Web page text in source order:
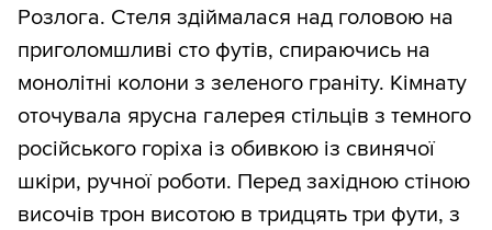
Розлога. Стеля здіймалася над головою на
приголомшливі сто футів, спираючись на
монолітні колони з зеленого граніту. Кімнату
оточувала ярусна галерея стільців з темного
російського горіха із обивкою із свинячої
шкіри, ручної роботи. Перед західною стіною
височів трон висотою в тридцять три фути, з